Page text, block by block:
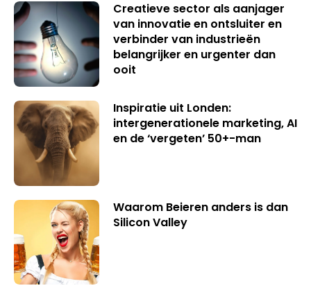
Creatieve sector als aanjager
van innovatie en ontsluiter en
verbinder van industrieën
belangrijker en urgenter dan
ooit
Inspiratie uit Londen:
intergenerationele marketing, AI
en de ‘vergeten’ 50+-man
Waarom Beieren anders is dan
Silicon Valley